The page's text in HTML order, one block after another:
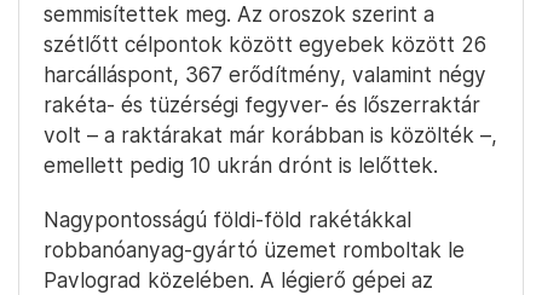
semmisítettek meg. Az oroszok szerint a
szétlőtt célpontok között egyebek között 26
harcálláspont, 367 erődítmény, valamint négy
rakéta- és tüzérségi fegyver- és lőszerraktár
volt – a raktárakat már korábban is közölték –,
emellett pedig 10 ukrán drónt is lelőttek.
Nagypontosságú földi-föld rakétákkal
robbanóanyag-gyártó üzemet romboltak le
Pavlograd közelében. A légierő gépei az